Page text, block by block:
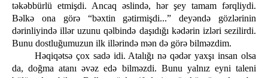
təkəbbürlü etmişdi. Ancaq əslində, hər şey tamam fərqliydi.
Bəlkə ona görə “bəxtin gətirmişdi...” deyəndə gözlərinin
dərinliyində illər uzunu qəlbində daşıdığı kədərin izləri sezilirdi.
Bunu dostluğumuzun ilk illərində mən də görə bilməzdim.
Həqiqətsə çox sadə idi. Atalığı nə qədər yaxşı insan olsa
da, doğma atanı əvəz edə bilməzdi. Bunu yalnız eyni taleni